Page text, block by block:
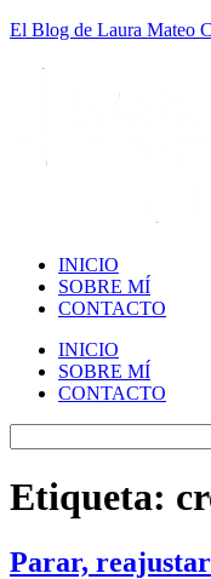
El Blog de Laura Mateo
INICIO
SOBRE MÍ
CONTACTO
INICIO
SOBRE MÍ
CONTACTO
Etiqueta:
Parar,